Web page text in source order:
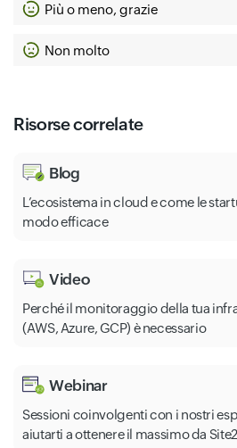
Dns Cloud Resolves Privatezone
Dyiot Internet Of Things Wireless Connection
Sca Intelligent Dialogue Analysis
Più o meno, grazie
Non molto
Risorse correlate
Blog
L’ecosistema in cloud e come le
modo efficace
Video
Perché il monitoraggio della tua
(AWS, Azure, GCP) è necessario
Webinar
Sessioni coinvolgenti con i nostri
aiutarti a ottenere il massimo da